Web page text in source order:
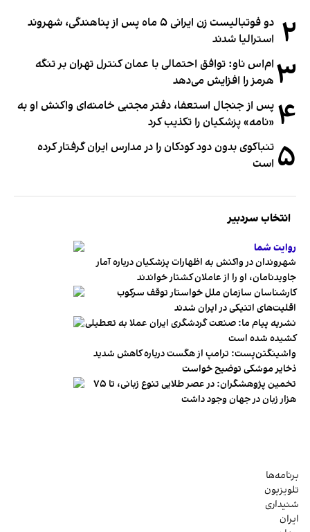
۲
دو فوتبالیست زن ایرانی ۵ ماه پس از پناهندگی، شهروند
استرالیا شدند
۳ ام‌اس ناو: توافق احتمالی با عمان کنترل تهران بر تنگه
هرمز را افزایش می‌دهد
۴ پس از جنجال استعفا، دفتر مجتبی خامنه‌ای واکنش او به
«نامه» پزشکیان را تکذیب کرد
۵ تنباکوی بدون دود کودکان را در مدارس ایران گرفتار کرده
است
انتخاب سردبیر
روایت شما
شهروندان در واکنش به اظهارات پزشکیان درباره آمار
جاویدنامان، او را از عاملان کشتار خواندند
کارشناسان سازمان ملل خواستار توقف سرکوب
اقلیت‌های اتنیکی در ایران شدند
نشریه پیام ما: صنعت گردشگری ایران عملا به تعطیلی
کشیده شده است
واشینگتن‌پست: ترامپ از هگست درباره کاهش شدید
ذخایر موشکی توضیح خواست
تخمین پژوهشگران: در عصر طلایی تنوع زبانی، تا ۷۵
هزار زبان در جهان وجود داشت
برنامه‌ها
تلویزیون
شنیداری
ایران